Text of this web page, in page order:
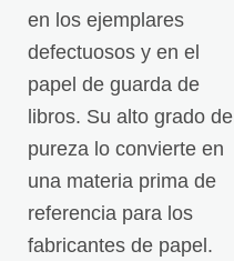
en los ejemplares
defectuosos y en el
papel de guarda de
libros. Su alto grado de
pureza lo convierte en
una materia prima de
referencia para los
fabricantes de papel.